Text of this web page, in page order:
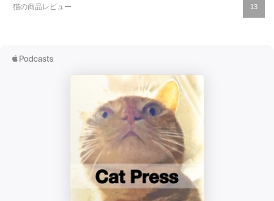
猫の商品レビュー 13